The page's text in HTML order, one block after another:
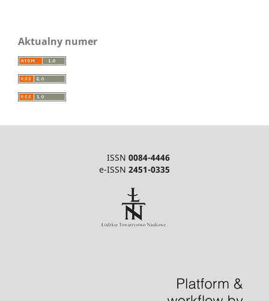
Aktualny numer
ISSN 0084-4446
e-ISSN 2451-0335